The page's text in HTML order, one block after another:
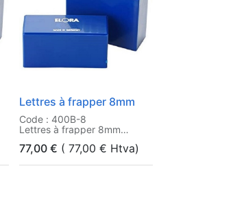
Lettres à frapper 8mm
Code : 400B-8
Lettres à frapper 8mm
77,00 € ( 77,00 € Htva)